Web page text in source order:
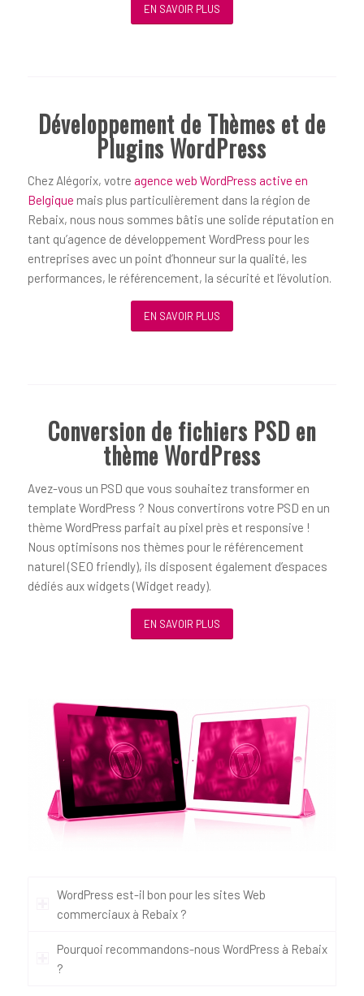
EN SAVOIR PLUS
Développement de Thèmes et de
Plugins WordPress
Chez Alégorix, votre agence web WordPress active en
Belgique mais plus particulièrement dans la région de
Rebaix, nous nous sommes bâtis une solide réputation en
tant qu’agence de développement WordPress pour les
entreprises avec un point d’honneur sur la qualité, les
performances, le référencement, la sécurité et l’évolution.
EN SAVOIR PLUS
Conversion de fichiers PSD en
thème WordPress
Avez-vous un PSD que vous souhaitez transformer en
template WordPress ? Nous convertirons votre PSD en un
thème WordPress parfait au pixel près et responsive !
Nous optimisons nos thèmes pour le référencement
naturel (SEO friendly), ils disposent également d’espaces
dédiés aux widgets (Widget ready).
EN SAVOIR PLUS
WordPress est-il bon pour les sites Web
commerciaux à Rebaix ?
Pourquoi recommandons-nous WordPress à Rebaix
?